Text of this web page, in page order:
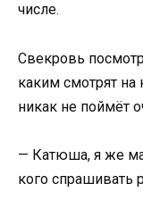
числе.
Свекровь
каким смотрят
никак не поймёт
— Катюша, я же
кого спрашивать